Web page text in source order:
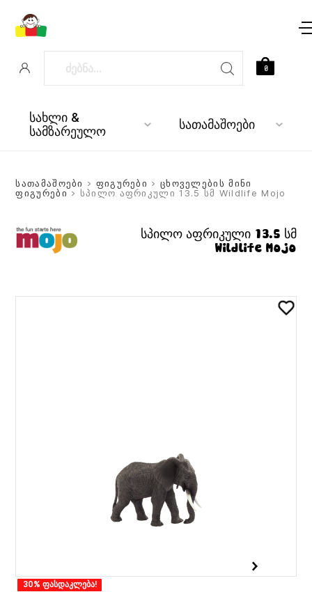
სახლი &
სამზარეულო სათამაშოები
0
სათამაშოები > ფიგურები > ცხოველების მინი
ფიგურები > სპილო აფრიკული 13.5 სმ Wildlife Mojo
სპილო აფრიკული 13.5 სმ
Wildlife Mojo
30% ფასდაკლება!